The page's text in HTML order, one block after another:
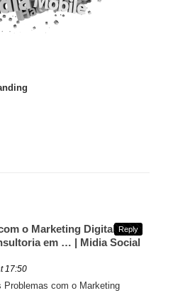
o Marketing Digital em
em … | Midia Social
17:50
com o Marketing
Reply